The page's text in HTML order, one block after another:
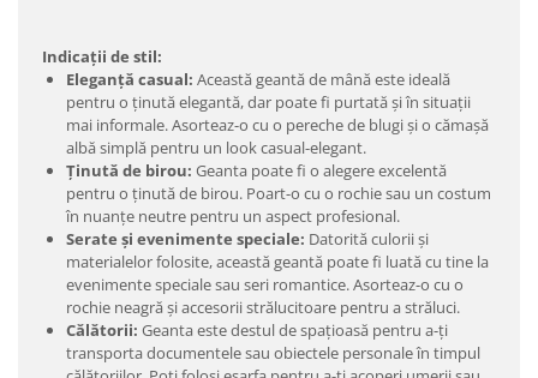
Indicații de stil:
Eleganță casual: Această geantă de mână este ideală
pentru o ținută elegantă, dar poate fi purtată și în situații
mai informale. Asorteaz-o cu o pereche de blugi și o cămașă
albă simplă pentru un look casual-elegant.
Ținută de birou: Geanta poate fi o alegere excelentă
pentru o ținută de birou. Poart-o cu o rochie sau un costum
în nuanțe neutre pentru un aspect profesional.
Serate și evenimente speciale: Datorită culorii și
materialelor folosite, această geantă poate fi luată cu tine la
evenimente speciale sau seri romantice. Asorteaz-o cu o
rochie neagră și accesorii strălucitoare pentru a străluci.
Călătorii: Geanta este destul de spațioasă pentru a-ți
transporta documentele sau obiectele personale în timpul